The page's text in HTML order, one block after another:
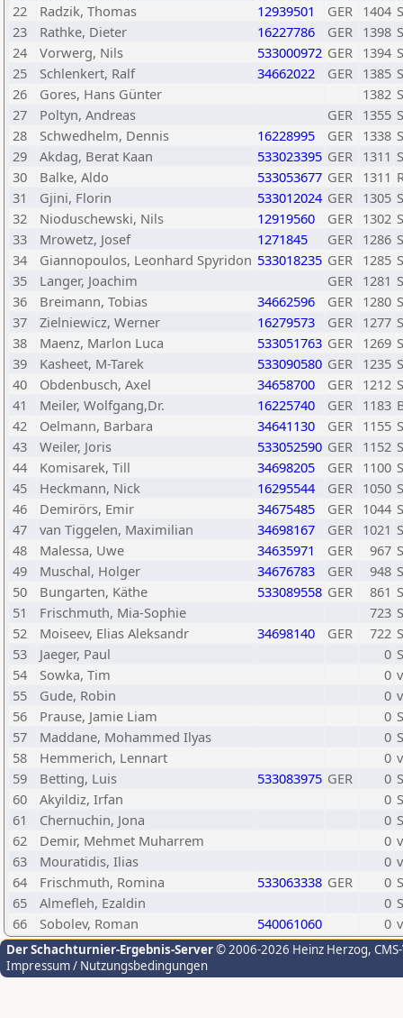
22
Radzik, Thomas 12939501 GER 1404
23
Rathke, Dieter 16227786 GER 1398
24
Vorwerg, Nils 533000972 GER 1394
25
Schlenkert, Ralf 34662022 GER 1385
26
Gores, Hans Günter 1382
27
Poltyn, Andreas GER 1355
28
Schwedhelm, Dennis 16228995 GER 1338
29
Akdag, Berat Kaan 533023395 GER 1311
30
Balke, Aldo 533053677 GER 1311
31
Gjini, Florin 533012024 GER 1305
32
Nioduschewski, Nils 12919560 GER 1302
33
Mrowetz, Josef 1271845 GER 1286
34
Giannopoulos, Leonhard Spyridon 533018235 GER 1285
35
Langer, Joachim GER 1281
36
Breimann, Tobias 34662596 GER 1280
37
Zielniewicz, Werner 16279573 GER 1277
38
Maenz, Marlon Luca 533051763 GER 1269
39
Kasheet, M-Tarek 533090580 GER 1235
40
Obdenbusch, Axel 34658700 GER 1212
41
Meiler, Wolfgang,Dr. 16225740 GER 1183
42
Oelmann, Barbara 34641130 GER 1155
43
Weiler, Joris 533052590 GER 1152
44
Komisarek, Till 34698205 GER 1100
45
Heckmann, Nick 16295544 GER 1050
46
Demirörs, Emir 34675485 GER 1044
47
van Tiggelen, Maximilian 34698167 GER 1021
48
Malessa, Uwe 34635971 GER 967
49
Muschal, Holger 34676783 GER 948
50
Bungarten, Käthe 533089558 GER 861
51
Frischmuth, Mia-Sophie 723
52
Moiseev, Elias Aleksandr 34698140 GER 722
53
Jaeger, Paul 0
54
Sowka, Tim 0
55
Gude, Robin 0
56
Prause, Jamie Liam 0
57
Maddane, Mohammed Ilyas 0
58
Hemmerich, Lennart 0
59
Betting, Luis 533083975 GER 0
60
Akyildiz, Irfan 0
61
Chernuchin, Jona 0
62
Demir, Mehmet Muharrem 0
63
Mouratidis, Ilias 0
64
Frischmuth, Romina 533063338 GER 0
65
Almefleh, Ezaldin 0
66
Sobolev, Roman 540061060 0
Der Schachturnier-Ergebnis-Server© 2006-2026 Heinz Herzog,
Impressum / Nutzungsbedingungen